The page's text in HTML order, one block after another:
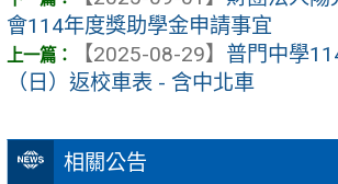
相關公告
會114年度獎助學金申請事宜
【2025-08-29】 普門中學
（日）返校車表 - 含中北車